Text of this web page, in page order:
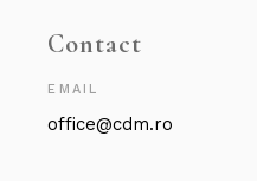
Contact
EMAIL
office@cdm.ro